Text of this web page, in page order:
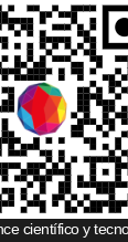
científico y